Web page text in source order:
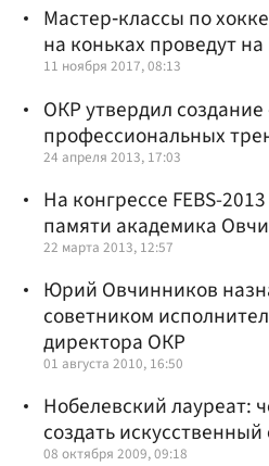
Мастер‑классы по
на коньках проведут
11 ноября 2017, 08:13
ОКР утвердил
профессиональных
24 апреля 2013, 17:03
На конгрессе FEBS-
памяти академика
22 марта 2013, 12:57
Юрий Овчинников
советником
директора ОКР
01 августа 2010, 16:50
Нобелевский лауреат:
создать
08 октября 2009, 09:18